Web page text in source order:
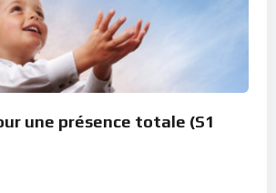
une présence totale (S1